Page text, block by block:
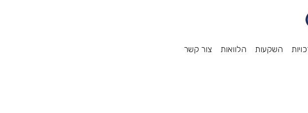
השקעות הלוואות צור קשר